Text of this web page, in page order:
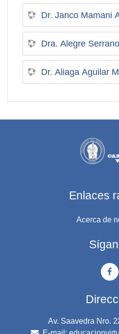
Dr. Janco Mamani
Dra. Alegre
Dr. Aliaga Aguilar
Enlaces
Acerca de
Av. Saavedra Nro.